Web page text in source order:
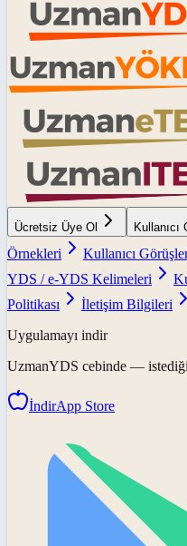
Ücretsiz Üye Ol Kullanıcı
Örnekleri
Kullanıcı
YDS / e-YDS Kelimeleri
Politikası
İletişim Bilgileri
Uygulamayı indir
UzmanYDS cebinde —
İndirApp Store